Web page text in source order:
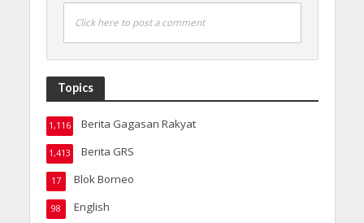
Click here to post a comment
Topics
Berita Gagasan Rakyat
1,116
Berita GRS
1,413
Blok Borneo
17
English
98